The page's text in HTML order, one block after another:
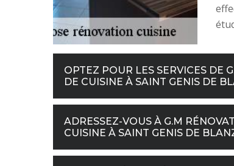
OPTEZ POUR LES SERVICES DE
DE CUISINE À SAINT GENIS DE
ADRESSEZ-VOUS À G.M
CUISINE À SAINT GENIS DE